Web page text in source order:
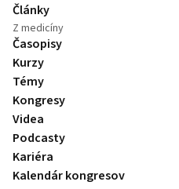
Články
Z medicíny
Časopisy
Kurzy
Témy
Kongresy
Videa
Podcasty
Kariéra
Kalendár kongresov